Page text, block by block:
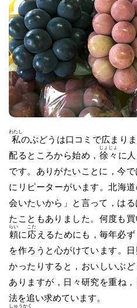
私
わたし
のぶどうは口コミで広まり
配るところから始め， 徐
じょ
々
じょ
に
です。ありがたいことに，今
にリピーターがいます。北海
会いたいから」と言って，は
たこともありました。何度も
頼
らい
に 応
こた
えるためにも，毎年必
を作ろうと心がけています。
かったりすると，おいしいぶ
ありますが，日々研究を重ね
法を追い求めています。
しゅうかく